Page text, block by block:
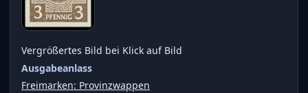
Vergrößertes Bild bei Klick auf Bild
Ausgabeanlass
Freimarken: Provinzwappen